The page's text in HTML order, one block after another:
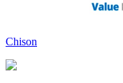
Chison